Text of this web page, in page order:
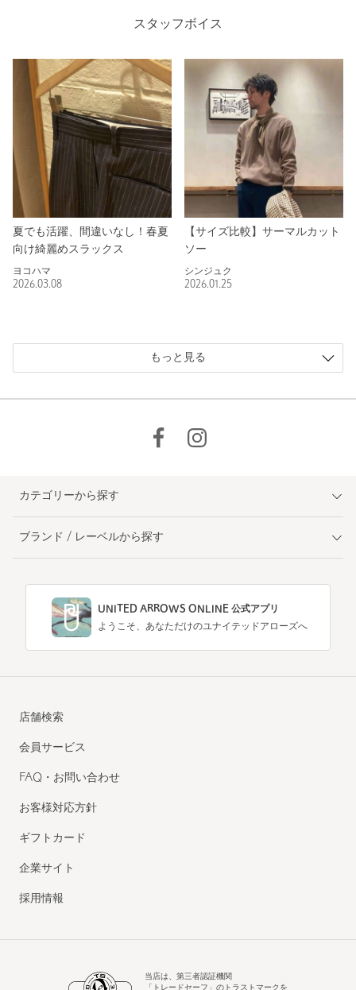
スタッフボイス
夏でも活躍、間違いなし！春夏
向け綺麗めスラックス
ヨコハマ
2026.03.08
【サイズ比較】サーマルカット
ソー
シンジュク
2026.01.25
もっと見る
カテゴリーから探す
ブランド / レーベルから探す
UNITED ARROWS ONLINE 公式アプリ
ようこそ、あなただけのユナイテッドアローズへ
店舗検索
会員サービス
FAQ・お問い合わせ
お客様対応方針
ギフトカード
企業サイト
採用情報
当店は、第三者認証機関
「トレードセーフ」のトラストマークを